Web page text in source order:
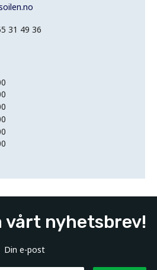
31 49 36
vårt nyhetsbrev!
Din e-post